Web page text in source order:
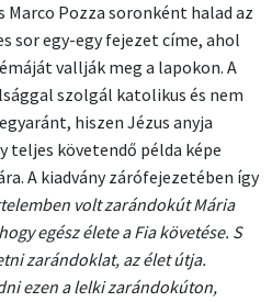
Pozza soronként halad az
sor egy-egy fejezet címe, ahol
vallják meg a lapokon. A
szolgál katolikus és nem
hiszen Jézus anyja
teljes követendő példa képe
A kiadvány zárófejezetében így
volt zarándokút Mária
egész élete a Fia követése. S
zarándoklat, az élet útja.
ezen a lelki zarándokúton,